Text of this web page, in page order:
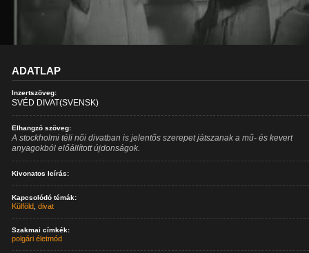
ADATLAP
Inzertszöveg:
SVÉD DIVAT(SVENSK)
Elhangzó szöveg:
A stockholmi téli női divatban is jelentős szerepet játszanak a mű- és kevert
anyagokból előállított újdonságok.
Kivonatos leírás:
Kapcsolódó témák:
Külföld ,divat
Szakmai címkék:
polgári életmód